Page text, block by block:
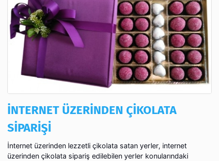
İNTERNET ÜZERİNDEN ÇİKOLATA
SİPARİŞİ
İnternet üzerinden lezzetli çikolata satan yerler, internet
üzerinden çikolata sipariş edilebilen yerler konularındaki